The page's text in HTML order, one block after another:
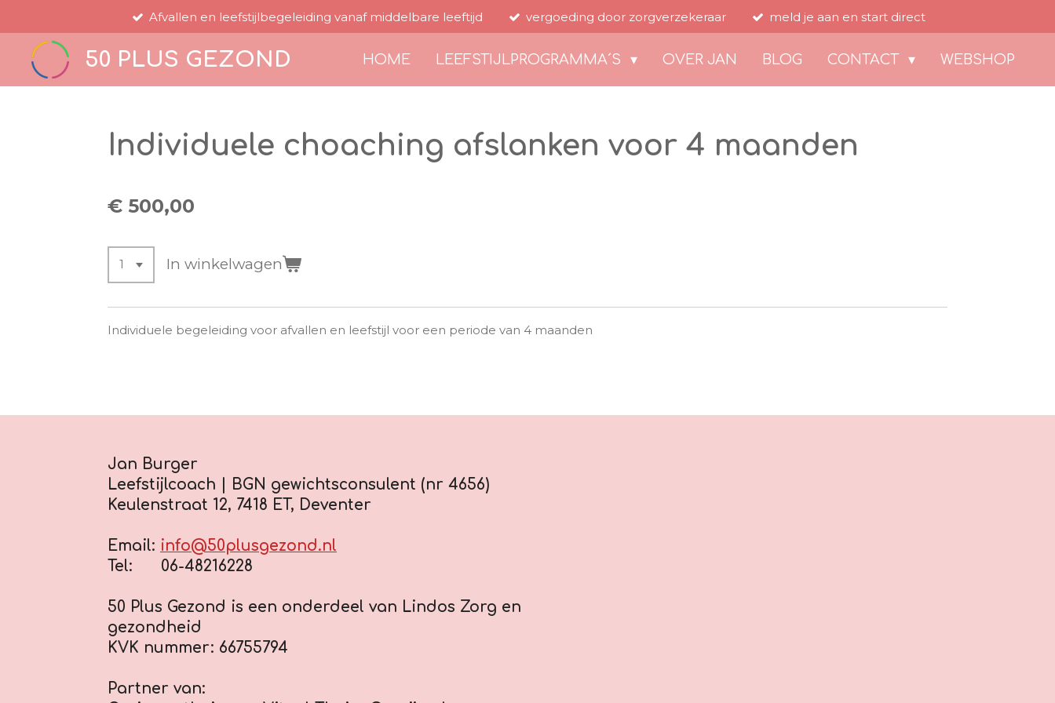
Afvallen en leefstijlbegeleiding vanaf middelbare leeftijd vergoeding door zorgverzekeraar meld je aan en start direct
50 PLUS GEZOND HOME LEEFSTIJLPROGRAMMA´S OVER JAN BLOG CONTACT WEBSHOP
Individuele choaching afslanken voor 4 maanden
€ 500,00
In winkelwagen
Individuele begeleiding voor afvallen en leefstijl voor een periode van 4 maanden
Jan Burger
Leefstijlcoach | BGN gewichtsconsulent (nr 4656)
Keulenstraat 12, 7418 ET, Deventer
Email: info@50plusgezond.nl
Tel: 06-48216228
50 Plus Gezond is een onderdeel van Lindos Zorg en
gezondheid
KVK nummer: 66755794
Partner van: